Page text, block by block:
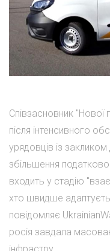
Співзасновник
після інтенсивного
урядовців із закликом
збільшення
входить у стадію
хто швидше
повідомляє
росія завдала